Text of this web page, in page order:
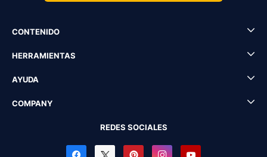
CONTENIDO
HERRAMIENTAS
AYUDA
COMPANY
REDES SOCIALES